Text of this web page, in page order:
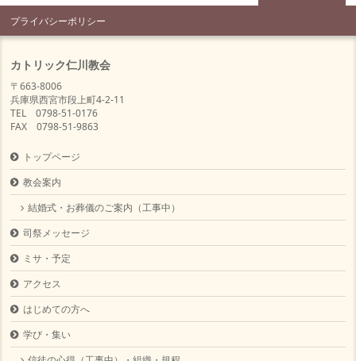
プライバシーポリシー
カトリック仁川教会
〒663-8006
兵庫県西宮市段上町4-2-11
TEL 0798-51-0176
FAX 0798-51-9863
トップページ
教会案内
結婚式・お葬儀のご案内（工事中）
司祭メッセージ
ミサ・予定
アクセス
はじめての方へ
学び・集い